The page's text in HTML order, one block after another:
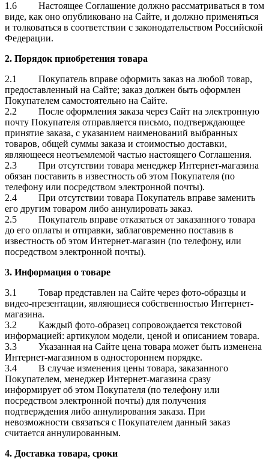
1.6 Настоящее Соглашение должно рассматриваться в том
виде, как оно опубликовано на Сайте, и должно применяться
и толковаться в соответствии с законодательством Российской
Федерации.
2. Порядок приобретения товара
2.1 Покупатель вправе оформить заказ на любой товар,
предоставленный на Сайте; заказ должен быть оформлен
Покупателем самостоятельно на Сайте.
2.2 После оформления заказа через Сайт на электронную
почту Покупателя отправляется письмо, подтверждающее
принятие заказа, с указанием наименований выбранных
товаров, общей суммы заказа и стоимостью доставки,
являющееся неотъемлемой частью настоящего Соглашения.
2.3 При отсутствии товара менеджер Интернет-магазина
обязан поставить в известность об этом Покупателя (по
телефону или посредством электронной почты).
2.4 При отсутствии товара Покупатель вправе заменить
его другим товаром либо аннулировать заказ.
2.5 Покупатель вправе отказаться от заказанного товара
до его оплаты и отправки, заблаговременно поставив в
известность об этом Интернет-магазин (по телефону, или
посредством электронной почты).
3. Информация о товаре
3.1 Товар представлен на Сайте через фото-образцы и
видео-презентации, являющиеся собственностью Интернет-
магазина.
3.2 Каждый фото-образец сопровождается текстовой
информацией: артикулом модели, ценой и описанием товара.
3.3 Указанная на Сайте цена товара может быть изменена
Интернет-магазином в одностороннем порядке.
3.4 В случае изменения цены товара, заказанного
Покупателем, менеджер Интернет-магазина сразу
информирует об этом Покупателя (по телефону или
посредством электронной почты) для получения
подтверждения либо аннулирования заказа. При
невозможности связаться с Покупателем данный заказ
считается аннулированным.
4. Доставка товара, сроки